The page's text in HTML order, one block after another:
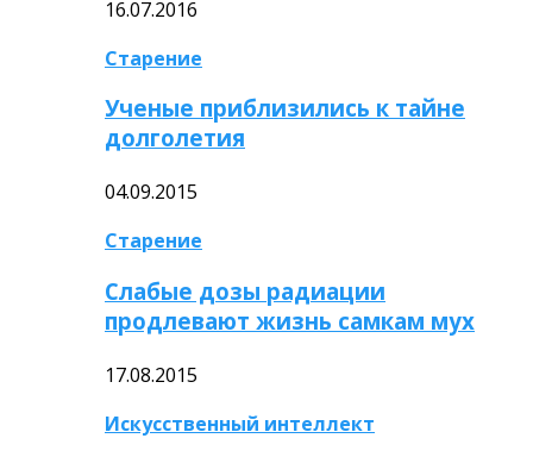
16.07.2016
Старение
Ученые приблизились к тайне
долголетия
04.09.2015
Старение
Слабые дозы радиации
продлевают жизнь самкам мух
17.08.2015
Искусственный интеллект